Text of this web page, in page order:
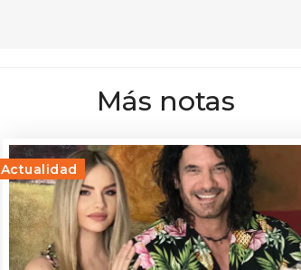
Más notas
Actualidad